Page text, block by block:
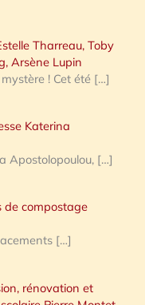
Tharreau, Toby
Arsène Lupin
! Cet été […]
Katerina
Apostolopoulou, […]
de compostage
[…]
rénovation et